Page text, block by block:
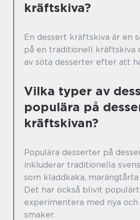
kräftskiva?
En dessert kräftskiva är en
på en traditionell kräftskiva
av söta desserter efter att
Vilka typer av
populära på
kräftskivan?
Populära desserter på
inkluderar traditionella
som kladdkaka, marängtårta
Det har också blivit
experimentera med nya och
smaker.